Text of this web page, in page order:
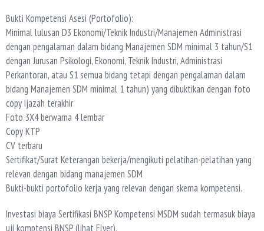
Bukti Kompetensi Asesi (Portofolio):
Minimal lulusan D3 Ekonomi/Teknik Industri/Manajemen Administrasi
dengan pengalaman dalam bidang Manajemen SDM minimal 3 tahun/S1
dengan Jurusan Psikologi, Ekonomi, Teknik Industri, Administrasi
Perkantoran, atau S1 semua bidang tetapi dengan pengalaman dalam
bidang Manajemen SDM minimal 1 tahun) yang dibuktikan dengan foto
copy ijazah terakhir
Foto 3X4 berwarna 4 lembar
Copy KTP
CV terbaru
Sertifikat/Surat Keterangan bekerja/mengikuti pelatihan-pelatihan yang
relevan dengan bidang manajemen SDM
Bukti-bukti portofolio kerja yang relevan dengan skema kompetensi.
Investasi biaya Sertifikasi BNSP Kompetensi MSDM sudah termasuk biaya
uji komptensi BNSP (lihat Flyer).